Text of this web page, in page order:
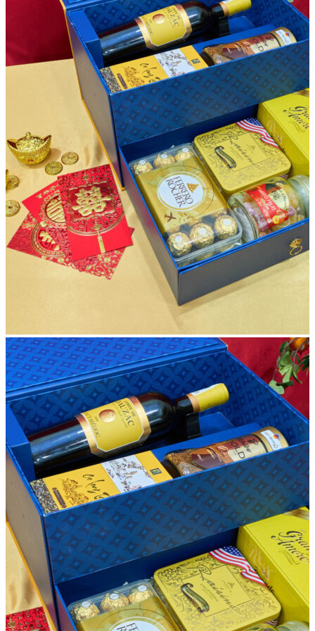
=> Đừng bỏ qua: Top mẫugiỏ quà Tết màu xanhsang trọng,
giá ưu đãi
Mua hộp quà Tết Lộc Xuân Phú Quý
tại Muaquatet.vn
Mua Quà Tếtlà địa chỉ đáng tin cậy để mua quà Tết, cung cấp
đa dạng mẫu mã và thiết kế đẹp mắt, phù hợp mọi nhu cầu. Với
sản phẩm chất lượng cao và dịch vụ thiết kế theo yêu cầu như
in logo, túi đựng riêng, Muaquatet.vn đáp ứng tốt cả đơn hàng
lớn cho đơn hànghộp quà Tết doanh nghiệp , mang đến sự
chuyên nghiệp và ý nghĩa cho món quà Tết.
Liên hệ ngay0977.898.007hoặc0942.660.369để đặt
hàng online và được tư vấn chi tiết!
Địa chỉ mua hàng trực tiếp:
Cơ sở 1:1168/41 Trường Sa, P.13, Phú Nhuận, TP.HCM